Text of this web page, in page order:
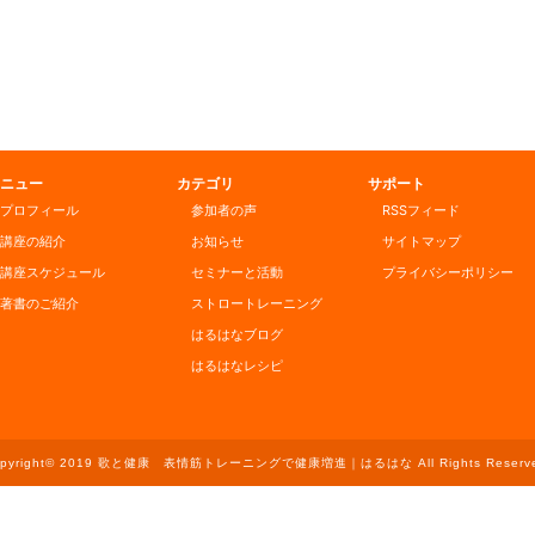
ュー
プロフィール
講座の紹介
講座スケジュール
著書のご紹介
カテゴリ
参加者の声
お知らせ
セミナーと活動
ストロートレーニング
はるはなブログ
はるはなレシピ
サポート
RSSフィード
サイトマップ
プライバシーポリシー
2019 歌と健康 表情筋トレーニングで健康増進｜はるはな All Rights